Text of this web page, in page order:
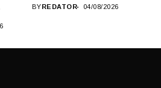
BYREDATOR 04/08/2026